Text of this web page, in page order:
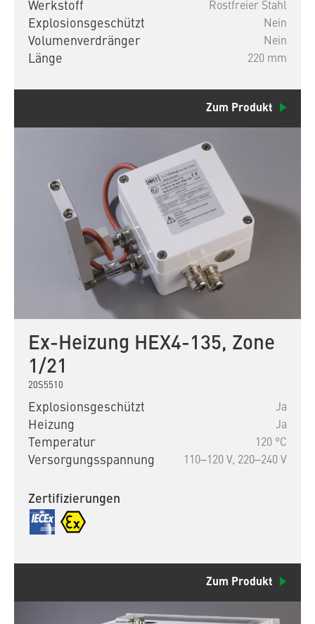
Werkstoff Rostfreier Stahl
Explosionsgeschützt Nein
Volumenverdränger Nein
Länge 220 mm
Zum Produkt
Ex-Heizung HEX4-135, Zone
1/21
20S5510
Explosionsgeschützt Ja
Heizung Ja
Temperatur 120 °C
Versorgungsspannung 110‒120 V, 220‒240 V
Zertifizierungen
Zum Produkt